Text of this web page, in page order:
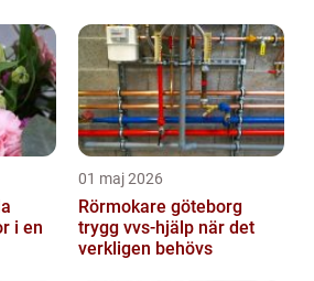
i en
01 maj 2026
Rörmokare göteborg
trygg vvs-hjälp när det
verkligen behövs